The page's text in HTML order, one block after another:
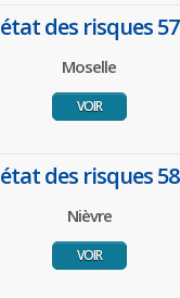
état des risques 57
Moselle
VOIR
état des risques 58
Nièvre
VOIR